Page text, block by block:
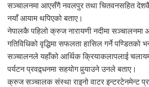
सञ्चालनमा आएसँगै नवलपुर तथा चितवनसहित देशकै
नयाँ आयाम थपिएको बताए।
नेपालकै पहिलो क्रुज नारायणी नदीमा
गतिविधिको वृद्धिमा सफलता हासिल गर्ने
सञ्चालनले यहाँको आर्थिक क्रियाकलापलाई
पर्यटन प्रवद्र्धनमा सहयोग पुर्‍याउने उनले बताए।
क्रुज सञ्चालक संस्था राइनो वाटर इन्टरटेनमेन्ट